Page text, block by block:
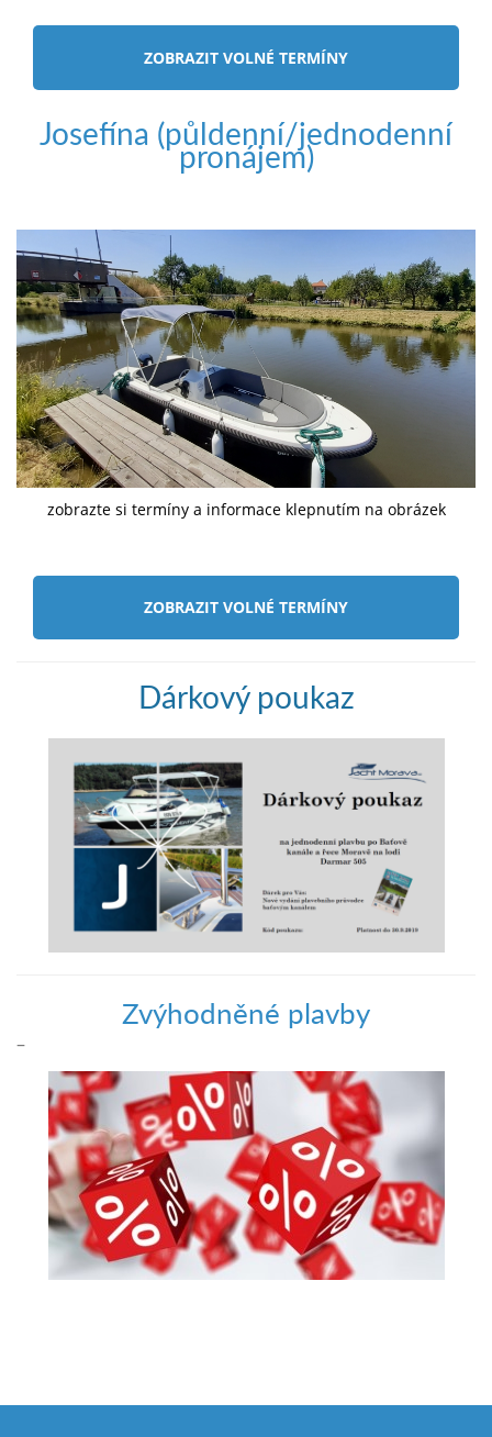
ZOBRAZIT VOLNÉ TERMÍNY
Josefína (půldenní/jednodenní
pronájem)
zobrazte si termíny a informace klepnutím na obrázek
ZOBRAZIT VOLNÉ TERMÍNY
Dárkový poukaz
Zvýhodněné plavby
–